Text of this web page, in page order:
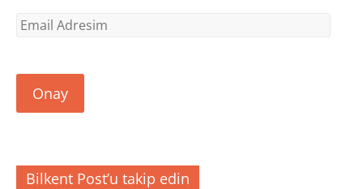
Email
Onay
Bilkent Post’u takip edin